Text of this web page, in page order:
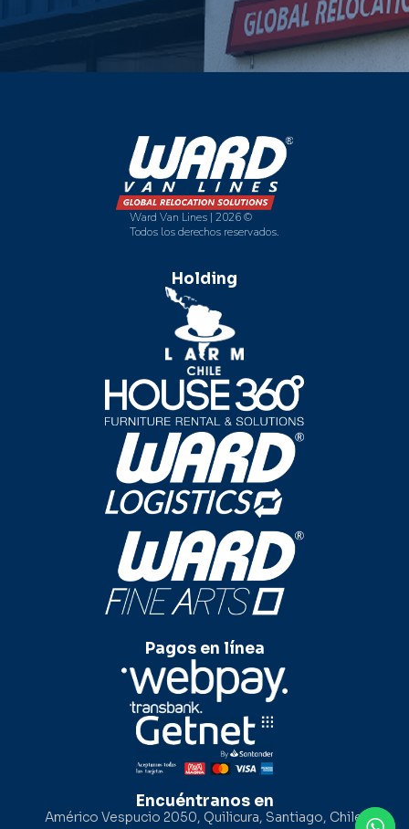
Ward Van Lines | 2026 ©
Todos los derechos reservados.
Holding
Pagos en línea
Encuéntranos en
Américo Vespucio 2050, Quilicura, Santiago, Chile.